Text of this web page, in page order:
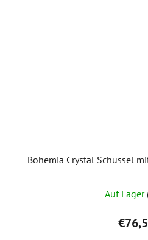
Bohemia Crystal Schüssel
Auf Lager